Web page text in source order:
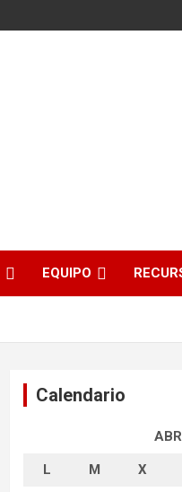
EQUIPO
Calendario
L M X